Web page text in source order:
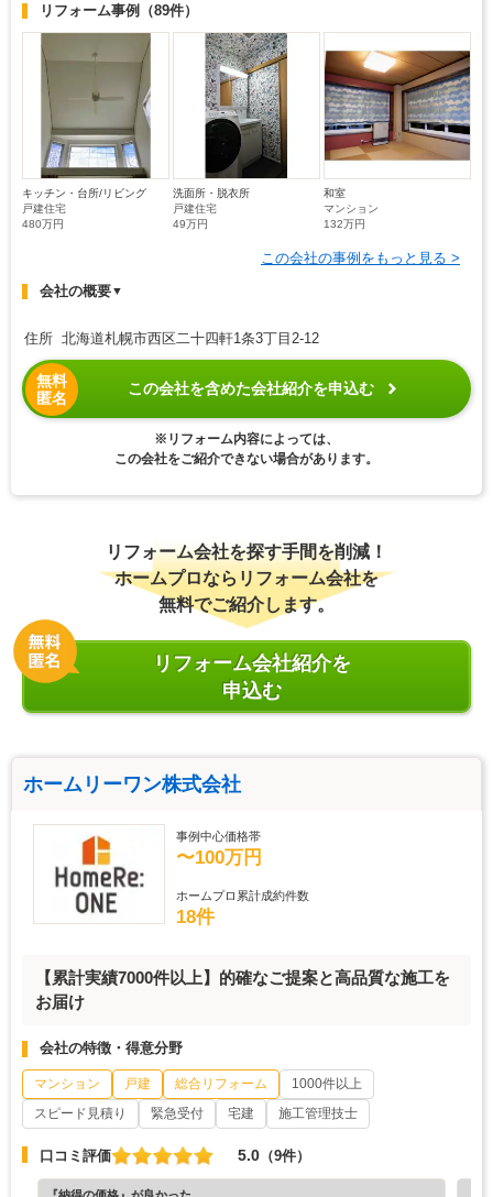
リフォーム事例 （89件）
キッチン・台所/リビング
戸建住宅
480万円
洗面所・脱衣所
戸建住宅
49万円
和室
マンション
132万円
この会社の事例をもっと見る >
会社の概要▼
住所 北海道札幌市西区二十四軒1条3丁目2-12
無料
匿名
この会社を含めた会社紹介を申込む
※リフォーム内容によっては、
この会社をご紹介できない場合があります。
リフォーム会社を探す手間を削減！
ホームプロならリフォーム会社を
無料でご紹介します。
リフォーム会社紹介を
申込む
ホームリーワン株式会社
事例中心価格帯
〜100万円
ホームプロ累計成約件数
18件
【累計実績7000件以上】的確なご提案と高品質な施工を
お届け
会社の特徴・得意分野
マンション 戸建 総合リフォーム
1000件以上
スピード見積り
緊急受付 宅建 施工管理技士
口コミ評価 5.0 （9件）